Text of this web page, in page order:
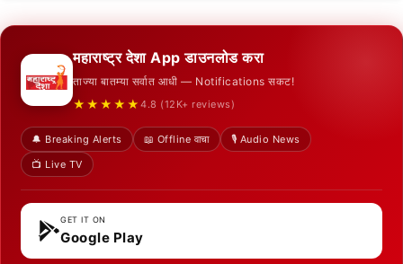
महाराष्ट्र देशा App डाउनलोड करा
ताज्या बातम्या सर्वात आधी — Notifications सकट!
★★★★★ 4.8 (12K+ reviews)
🔔 Breaking Alerts 📖 Offline वाचा
🎙️ Audio News
📺 Live TV
GET IT ON
Google Play